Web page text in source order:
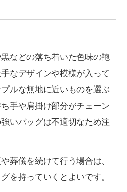
などの落ち着いた色味の鞄
なデザインや模様が入って
ルな無地に近いものを選ぶ
手や肩掛け部分がチェーン
いバッグは不適切なため注
葬儀を続けて行う場合は、
を持っていくとよいです。